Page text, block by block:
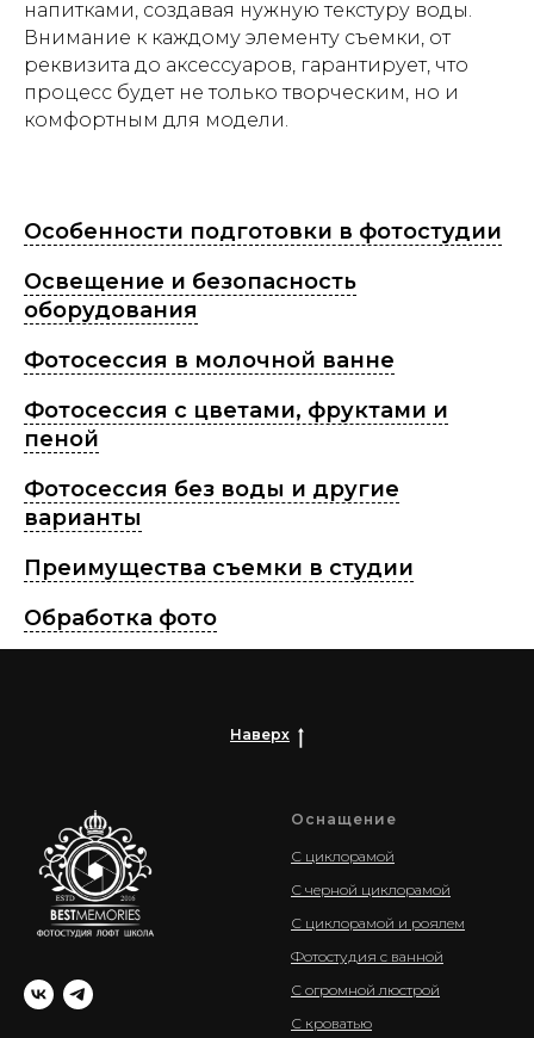
напитками, создавая нужную текстуру воды.
Внимание к каждому элементу съемки, от
реквизита до аксессуаров, гарантирует, что
процесс будет не только творческим, но и
комфортным для модели.
Особенности подготовки в фотостудии
Освещение и безопасность
оборудования
Фотосессия в молочной ванне
Фотосессия с цветами, фруктами и
пеной
Фотосессия без воды и другие
варианты
Преимущества съемки в студии
Обработка фото
Наверх
Оснащение
С циклорамой
С черной циклорамой
С циклорамой и роялем
Фотостудия с ванной
С огромной люстрой
С кроватью